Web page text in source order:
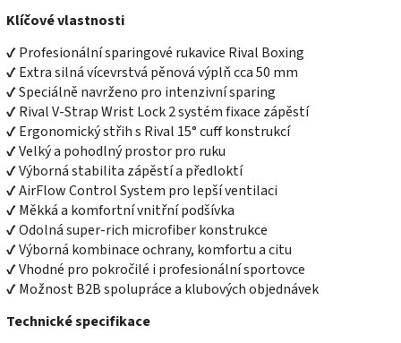
Klíčové vlastnosti
✔ Profesionální sparingové rukavice Rival Boxing
✔ Extra silná vícevrstvá pěnová výplň cca 50 mm
✔ Speciálně navrženo pro intenzivní sparing
✔ Rival V-Strap Wrist Lock 2 systém fixace zápěstí
✔ Ergonomický střih s Rival 15° cuff konstrukcí
✔ Velký a pohodlný prostor pro ruku
✔ Výborná stabilita zápěstí a předloktí
✔ AirFlow Control System pro lepší ventilaci
✔ Měkká a komfortní vnitřní podšívka
✔ Odolná super-rich microfiber konstrukce
✔ Výborná kombinace ochrany, komfortu a citu
✔ Vhodné pro pokročilé i profesionální sportovce
✔ Možnost B2B spolupráce a klubových objednávek
Technické specifikace